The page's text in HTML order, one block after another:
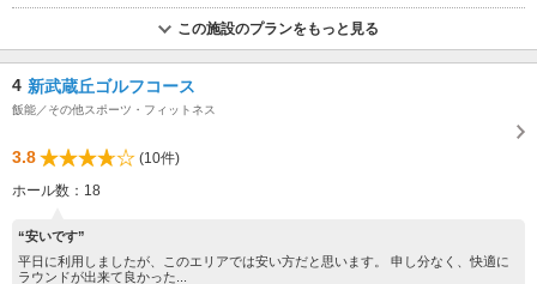
この施設のプランをもっと見る
4 新武蔵丘ゴルフコース
飯能／その他スポーツ・フィットネス
3.8
(10件)
ホール数：18
“安いです”
平日に利用しましたが、このエリアでは安い方だと思います。 申し分なく、快適に
ラウンドが出来て良かった...